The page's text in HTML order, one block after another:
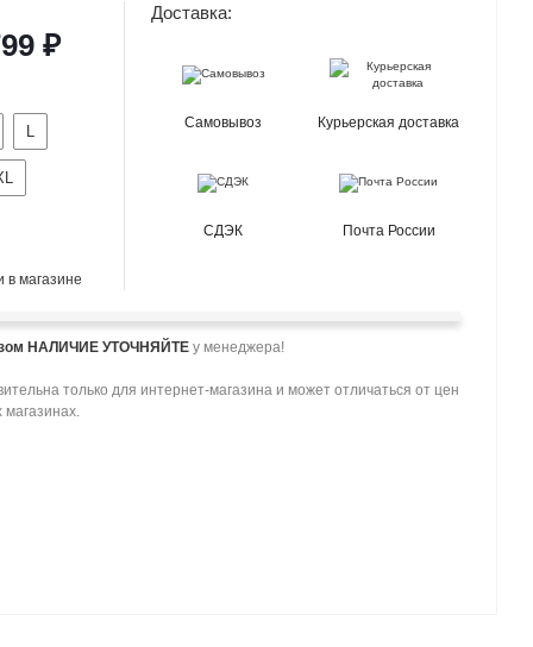
₽
L
в магазине
Доставка:
Самовывоз Курьерская доставка
СДЭК Почта России
НАЛИЧИЕ УТОЧНЯЙТЕ у менеджера!
только для интернет-магазина и может отличаться от цен
магазинах.